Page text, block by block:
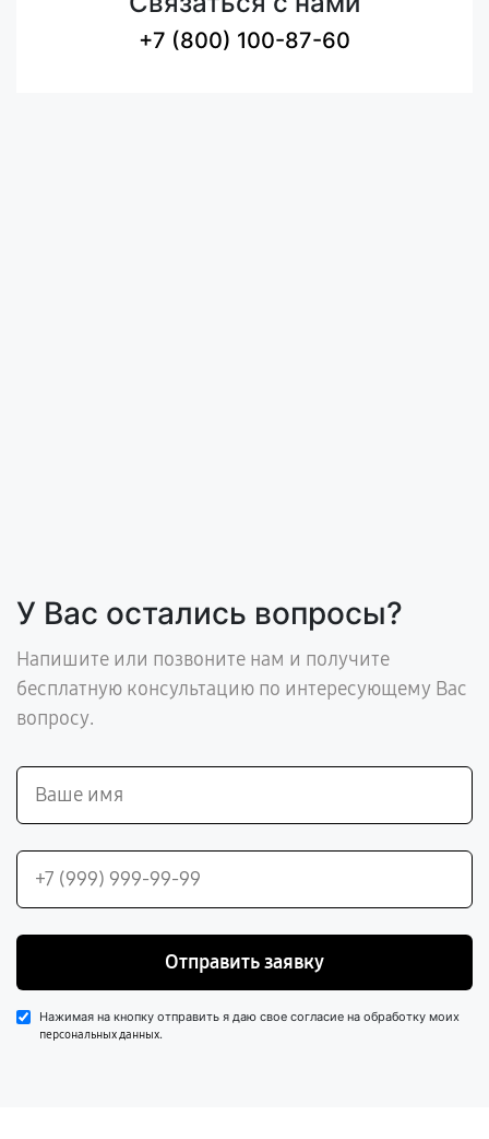
+7 (800) 100-87-60
У Вас остались вопросы?
Напишите или позвоните нам и получите
бесплатную консультацию по интересующему Вас
вопросу.
Отправить заявку
Нажимая на кнопку отправить я даю свое согласие на обработку моих
персональных данных.